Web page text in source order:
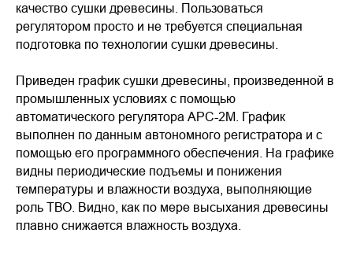
качество сушки древесины. Пользоваться
регулятором просто и не требуется специальная
подготовка по технологии сушки древесины.
Приведен график сушки древесины, произведенной в
промышленных условиях с помощью
автоматического регулятора АРС-2М. График
выполнен по данным автономного регистратора и с
помощью его программного обеспечения. На графике
видны периодические подъемы и понижения
температуры и влажности воздуха, выполняющие
роль ТВО. Видно, как по мере высыхания древесины
плавно снижается влажность воздуха.